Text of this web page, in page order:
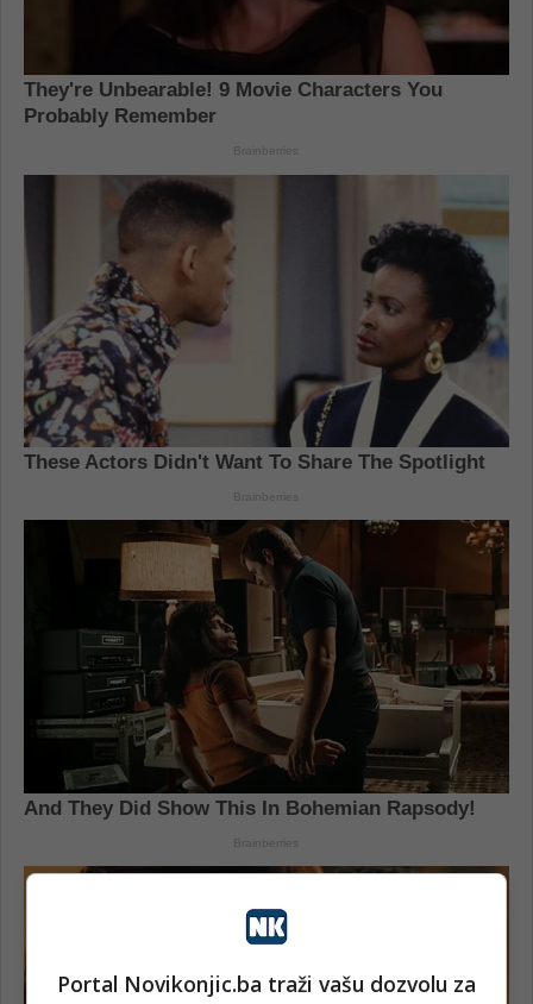
Portal Novikonjic.ba traži vašu dozvolu za